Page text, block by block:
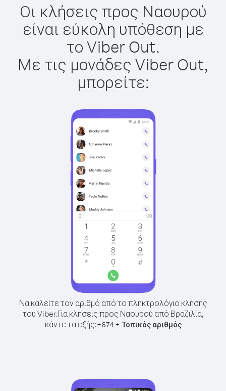
Οι κλήσεις προς Ναουρού
είναι εύκολη υπόθεση με
το Viber Out.
Με τις μονάδες Viber Out,
μπορείτε:
Να καλείτε τον αριθμό από το πληκτρολόγιο κλήσης
του Viber.Για κλήσεις προς Ναουρού από Βραζιλία,
κάντε τα εξής:+674+ Τοπικός αριθμός